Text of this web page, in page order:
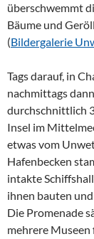
überschwemmt
Bäume und
(Bildergalerie
Tags darauf, in
nachmittags
durchschnittlich
Insel im
etwas vom
Hafenbecken
intakte
ihnen bauten
Die Promenade
mehrere Museen